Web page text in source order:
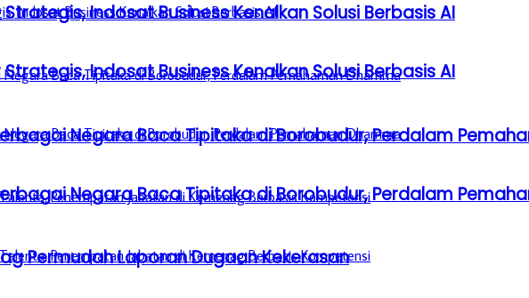
Indosat Business Kenalkan Solusi Berbasis AI
Negara Baca Tipitaka di Borobudur, Perdalam
Permudah Laporan Dugaan Kekerasan
Indosat Business Kenalkan Solusi Berbasis AI
Negara Baca Tipitaka di Borobudur, Perdalam